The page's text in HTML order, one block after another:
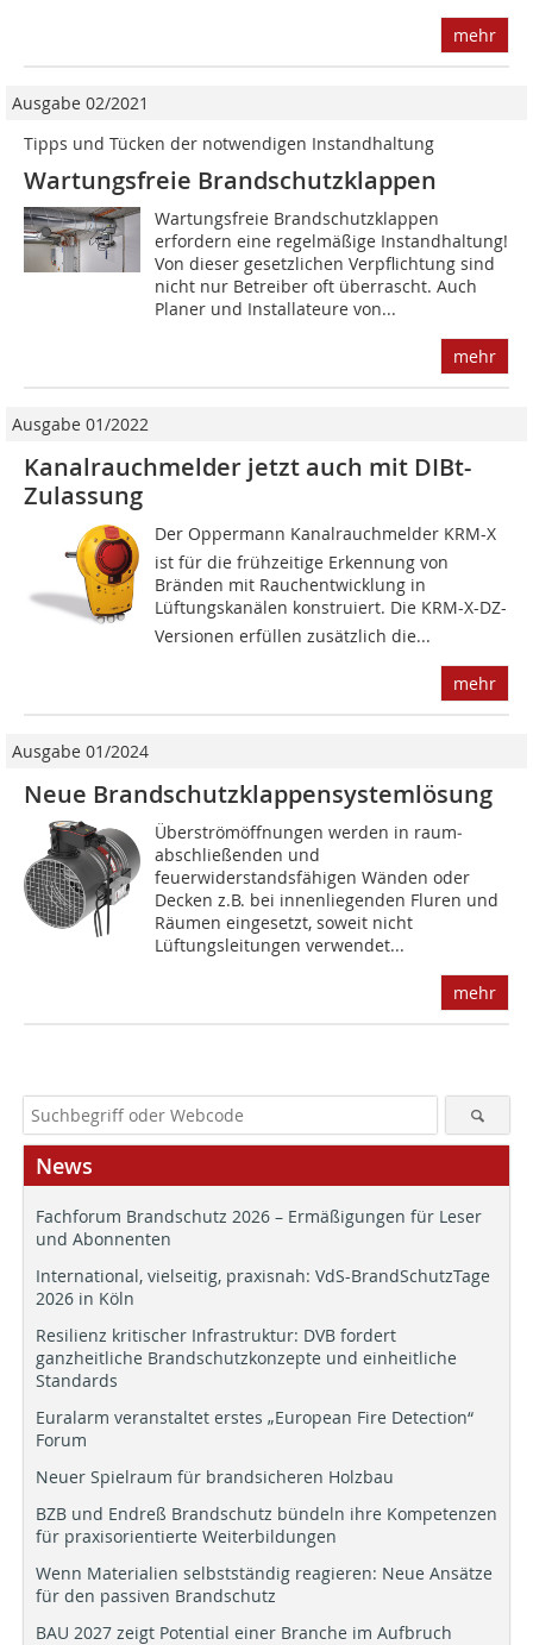
mehr
Ausgabe 02/2021
Tipps und Tücken der ­notwendigen ­Instandhaltung
Wartungsfreie Brandschutzklappen
Wartungsfreie Brandschutzklappen
erfordern eine regelmäßige Instandhaltung!
Von dieser gesetzlichen Verpflichtung sind
nicht nur Betreiber oft überrascht. Auch
Planer und Installateure von...
mehr
Ausgabe 01/2022
Kanalrauchmelder jetzt auch mit DIBt-
Zulassung
Der Oppermann Kanalrauchmelder KRM-X
ist für die frühzeitige Erkennung von
Bränden mit Rauchentwicklung in
Lüftungskanälen konstruiert. Die KRM-X-DZ-
Versionen erfüllen zusätzlich die...
mehr
Ausgabe 01/2024
Neue Brandschutzklappensystemlösung
Überströmöffnungen werden in raum­
abschließenden und
feuerwiderstandsfähigen Wänden oder
Decken z.B. bei innenliegenden Fluren und
Räumen eingesetzt, soweit nicht
Lüftungsleitungen verwendet...
mehr
News
Fachforum Brandschutz 2026 – Ermäßigungen für Leser
und Abonnenten
International, vielseitig, praxisnah: VdS-BrandSchutzTage
2026 in Köln
Resilienz kritischer Infrastruktur: DVB fordert
ganzheitliche Brandschutzkonzepte und einheitliche
Standards
Euralarm veranstaltet erstes „European Fire Detection“
Forum
Neuer Spielraum für brandsicheren Holzbau
BZB und Endreß Brandschutz bündeln ihre Kompetenzen
für praxisorientierte Weiterbildungen
Wenn Materialien selbstständig reagieren: Neue Ansätze
für den passiven Brandschutz
BAU 2027 zeigt Potential einer Branche im Aufbruch